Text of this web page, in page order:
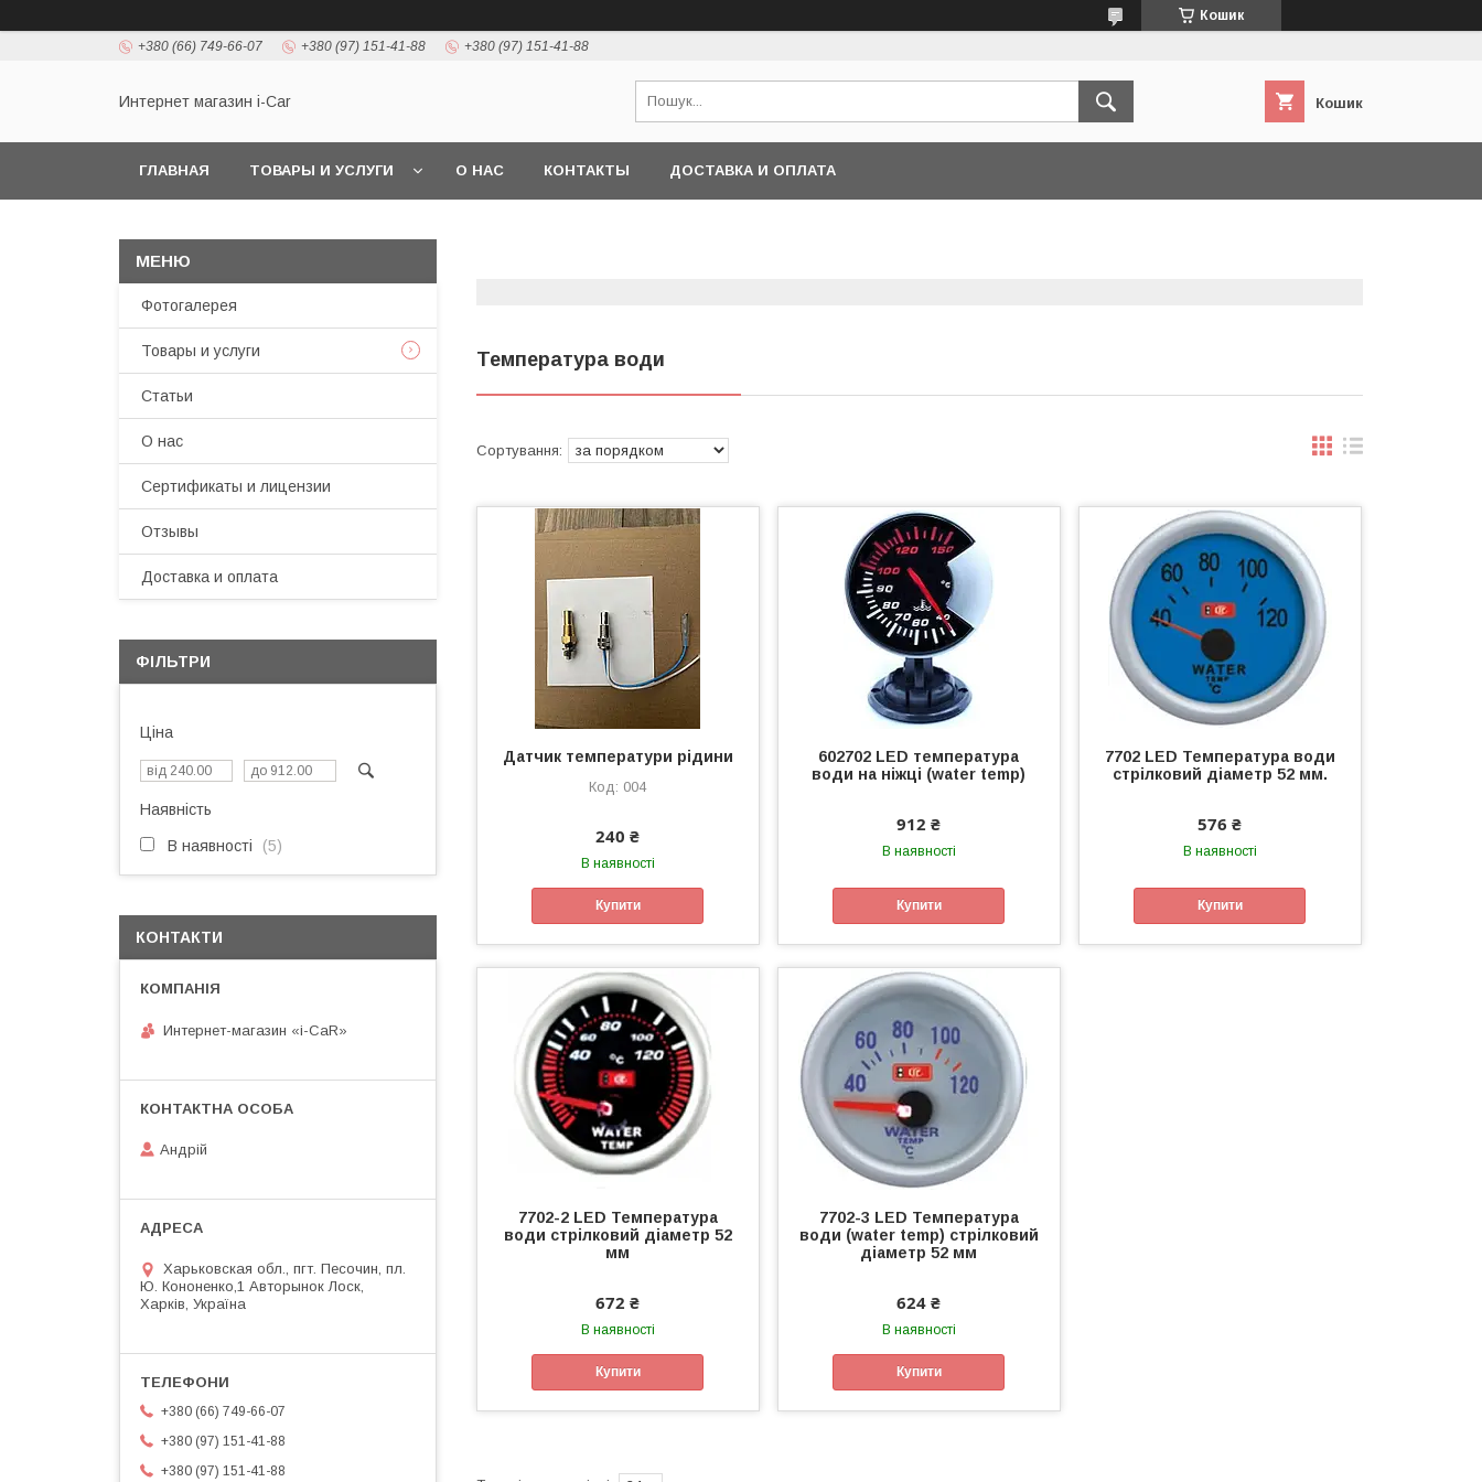
Кошик
+380 (66) 749-66-07 +380 (97) 151-41-88 +380 (97) 151-41-88
Интернет магазин i-Car Кошик
ГЛАВНАЯ ТОВАРЫ И УСЛУГИ О НАС КОНТАКТЫ ДОСТАВКА И ОПЛАТА
Температура води
Датчик температури рідини
004
240 ₴
В наявності
Купити
602702 LED температура
води на ніжці (water temp)
912 ₴
В наявності
Купити
7702 LED Температура води
стрілковий діаметр 52 мм.
576 ₴
В наявності
Купити
7702-2 LED Температура
води стрілковий діаметр 52
мм
672 ₴
В наявності
Купити
7702-3 LED Температура
води (water temp) стрілковий
діаметр 52 мм
624 ₴
В наявності
Купити
Фотогалерея
Товары и услуги
Статьи
О нас
Сертификаты и лицензии
Отзывы
Доставка и оплата
ФІЛЬТРИ
Ціна
Наявність
В наявності 5
КОНТАКТИ
Интернет-магазин «i-CaR»
Андрiй
Харьковская обл., пгт. Песочин, пл.
Ю. Кононенко,1 Авторынок Лоск,
Харків, Україна
+380 (66) 749-66-07
+380 (97) 151-41-88
+380 (97) 151-41-88